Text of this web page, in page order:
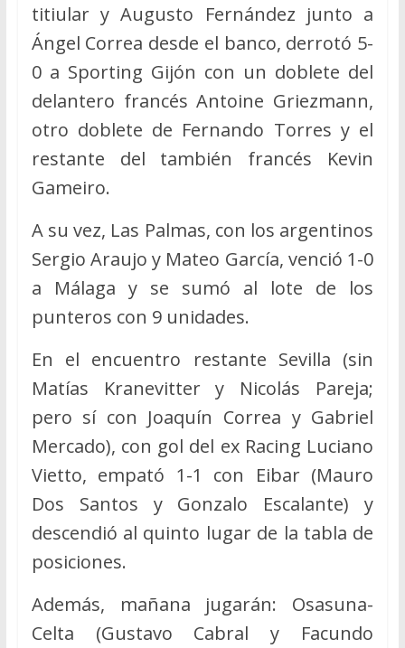
titiular y Augusto Fernández junto a
Ángel Correa desde el banco, derrotó 5-
0 a Sporting Gijón con un doblete del
delantero francés Antoine Griezmann,
otro doblete de Fernando Torres y el
restante del también francés Kevin
Gameiro.
A su vez, Las Palmas, con los argentinos
Sergio Araujo y Mateo García, venció 1-0
a Málaga y se sumó al lote de los
punteros con 9 unidades.
En el encuentro restante Sevilla (sin
Matías Kranevitter y Nicolás Pareja;
pero sí con Joaquín Correa y Gabriel
Mercado), con gol del ex Racing Luciano
Vietto, empató 1-1 con Eibar (Mauro
Dos Santos y Gonzalo Escalante) y
descendió al quinto lugar de la tabla de
posiciones.
Además, mañana jugarán: Osasuna-
Celta (Gustavo Cabral y Facundo